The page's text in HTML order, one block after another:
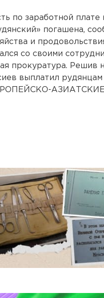
по заработной плате
погашена,
и
со своими
прокуратура. Решив
выплатил рудянцам
АЗИАТСКИЕ